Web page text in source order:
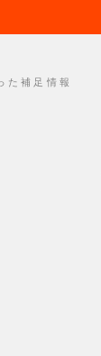
た補足情報